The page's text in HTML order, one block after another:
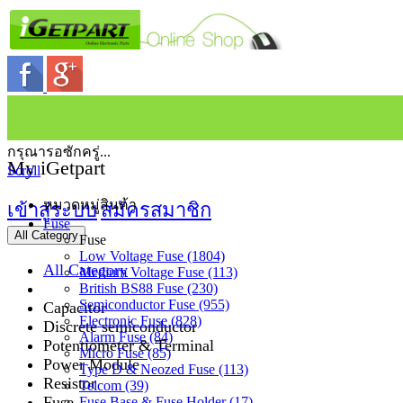
My iGetpart
เข้าสู่ระบบสมัครสมาชิก
All Category
All Category
Capacitor
Discrete semiconductor
Potentiometer & Terminal
Power Module
Resistor
กรุณารอซักครู่...
Scroll
หมวดหมู่สินค้า
Fuse
Fuse
Low Voltage Fuse (1804)
Medium Voltage Fuse (113)
British BS88 Fuse (230)
Semiconductor Fuse (955)
Electronic Fuse (828)
Alarm Fuse (84)
Micro Fuse (85)
Type D & Neozed Fuse (113)
Telcom (39)